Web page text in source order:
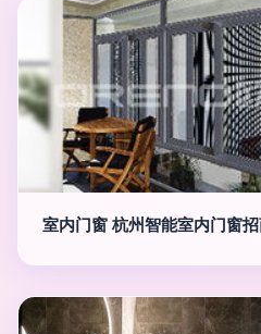
室内门窗 杭州智能室内门窗